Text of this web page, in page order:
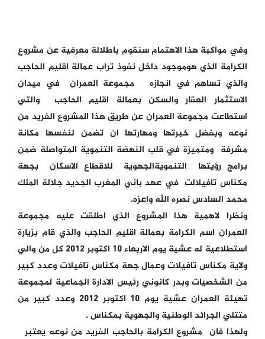
وفي مواكبة هذا الاهتمام سنقوم باطلالة معرفية عن مشروع
الكرامة الذي هوموجود داخل نفوذ تراب عمالة اقليم الحاجب
والذي تساهم في انجازه مجموعة العمران في ميدان
الاستثمار العقار والسكن بعمالة اقليم الحاجب والتي
استطاعت مجموعة العمران عن طريق هذا المشروع الفريد من
نوعه وبفضل خبرتها ومهارتها ان تضمن لنفسها مكانة
مشرفة ومتميزة في قلب النهضة التنموية المتواصلة ضمن
برامج رؤيتها التنمويةالجهوية للاقطاع الاسكان بجهة
مكناس تافيلالت في عهد باني المغرب الجديد جلالة الملك
محمد السادس نصره الله واعزه.
ونظرا لاهمية هذا المشروع الذي اطلقت عليه مجموعة
العمران اسم الكرامة بعمالة اقليم الحاجب والذي قام بزيارة
استطلاعية له عشية يوم الاربعاء 10 اكتوبر 2012 كل من والي
ولاية مكناس تافيلات وعمال جهة مكناس تافيلات وعدد كبير
من الشخصيات وبدر كانوني رئيس الادارة الجماعية لمجموعة
تهيئة العمران عشية يوم 10 اكتوبر 2012 وعدد كبير من
متتلي الجرائد الوطنية والجهوية بمكناس .
ولهذا فان مشروع الكرامة بالحاجب الفريد من نوعه يعتبر